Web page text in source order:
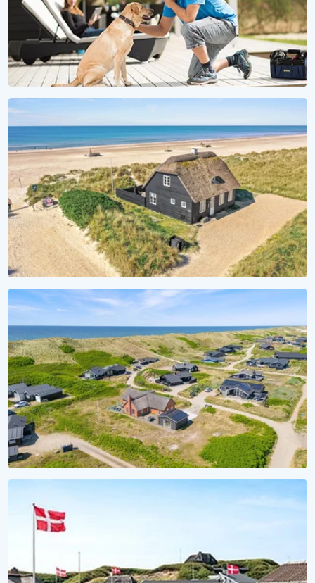
Ferienhäuser für Fellnasen
MEERTRÄUME
Aufwachen mit Wellenrauschen
Ferienhäuser direkt am Strand
Ferienhaus 2028 reservieren
Unverbindlich reservieren, unvergesslich erleben